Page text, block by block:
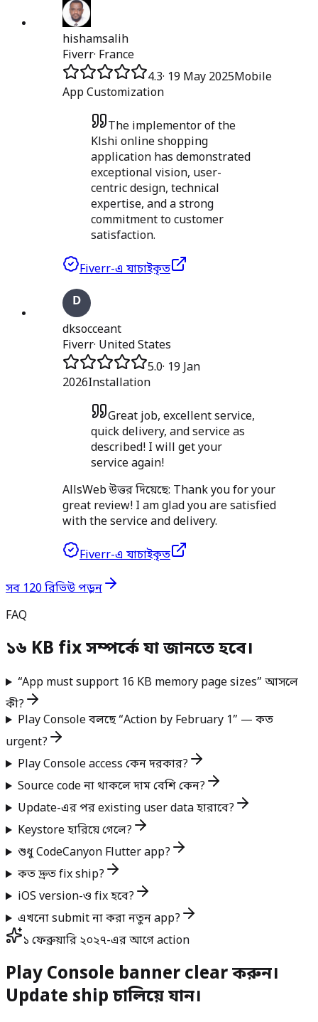
hishamsalih
Fiverr· France
4.3· 19 May 2025Mobile
App Customization
The implementor of the
Klshi online shopping
application has demonstrated
exceptional vision, user-
centric design, technical
expertise, and a strong
commitment to customer
satisfaction.
Fiverr-এ যাচাইকৃত
dksocceant
Fiverr· United States
5.0· 19 Jan
2026Installation
Great job, excellent service,
quick delivery, and service as
described! I will get your
service again!
AllsWeb উত্তর দিয়েছে: Thank you for your
great review! I am glad you are satisfied
with the service and delivery.
Fiverr-এ যাচাইকৃত
সব 120 রিভিউ পড়ুন
FAQ
১৬ KB fix সম্পর্কে যা জানতে হবে।
“App must support 16 KB memory page sizes” আসলে
কী?
Play Console বলছে “Action by February 1” — কত
urgent?
Play Console access কেন দরকার?
Source code না থাকলে দাম বেশি কেন?
Update-এর পর existing user data হারাবে?
Keystore হারিয়ে গেলে?
শুধু CodeCanyon Flutter app?
কত দ্রুত fix ship?
iOS version-ও fix হবে?
এখনো submit না করা নতুন app?
১ ফেব্রুয়ারি ২০২৭-এর আগে action
Play Console banner clear করুন।
Update ship চালিয়ে যান।